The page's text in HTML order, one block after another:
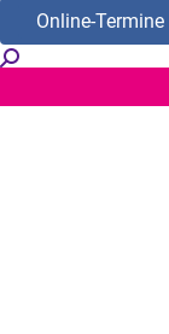
Online-Termine
Search: